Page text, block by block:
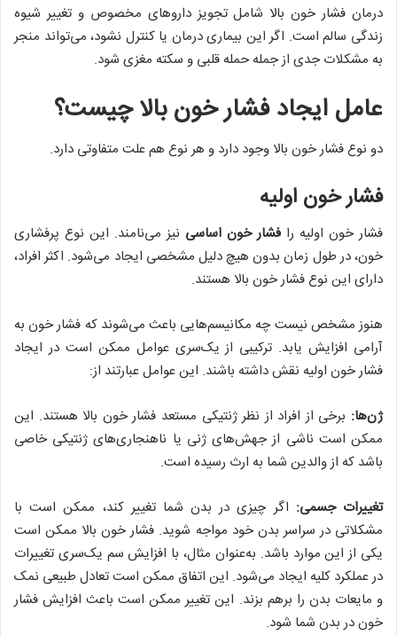
درمان فشار خون بالا شامل تجویز داروهای مخصوص و تغییر شیوه
زندگی سالم است. اگر این بیماری درمان یا کنترل نشود، می‌تواند منجر
به مشکلات جدی از جمله حمله قلبی و سکته مغزی شود.
عامل ایجاد فشار خون بالا چیست؟
دو نوع فشار خون بالا وجود دارد و هر نوع هم علت متفاوتی دارد.
فشار خون اولیه
فشار خون اولیه را فشار خون اساسی نیز می‌نامند. این نوع پرفشاری
خون، در طول زمان بدون هیچ دلیل مشخصی ایجاد می‌شود. اکثر افراد،
دارای این نوع فشار خون بالا هستند.
هنوز مشخص نیست چه مکانیسم‌هایی باعث می‌شوند که فشار خون به
آرامی افزایش یابد. ترکیبی از یک‌سری عوامل ممکن است در ایجاد
فشار خون اولیه نقش داشته باشند. این عوامل عبارتند از:
ژن‌ها: برخی از افراد از نظر ژنتیکی مستعد فشار خون بالا هستند. این
ممکن است ناشی از جهش‌های ژنی یا ناهنجاری‌های ژنتیکی خاصی
باشد که از والدین شما به ارث رسیده است.
تغییرات جسمی: ​​اگر چیزی در بدن شما تغییر کند، ممکن است با
مشکلاتی در سراسر بدن خود مواجه شوید. فشار خون بالا ممکن است
یکی از این موارد باشد. به‌عنوان مثال، با افزایش سم یک‌سری تغییرات
در عملکرد کلیه ایجاد می‌شود. این اتفاق ممکن است تعادل طبیعی نمک
و مایعات بدن را برهم بزند. این تغییر ممکن است باعث افزایش فشار
خون در بدن شما شود.